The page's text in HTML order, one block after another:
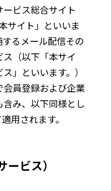
ビス総合サイト
サイト」といいま
るメール配信その
（以下「本サイ
」といいます。）
員登録および企業
み、以下同様とし
用されます。
ビス）